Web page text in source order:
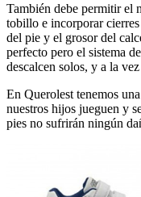
También debe permitir el
tobillo e incorporar
del pie y el grosor del
perfecto pero el sistema
descalcen solos, y a la
En Querolest tenemos
nuestros hijos jueguen y
pies no sufrirán ningún